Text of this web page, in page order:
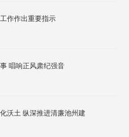
作作出重要指示
唱响正风肃纪强音
沃土 纵深推进清廉池州建